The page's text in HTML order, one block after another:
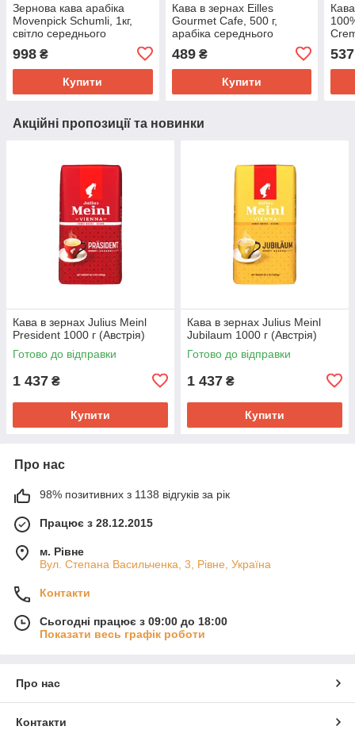
Зернова кава арабіка
Movenpick Schumli, 1кг,
світло середнього
обсмаження з кислинкою,
Німеччина (Оригінал)
998 ₴
Купити
Кава в зернах Eilles
Gourmet Cafe, 500 г,
арабіка середнього
обсмаження, Німеччина
489₴
Купити
537
Акційні пропозиції та новинки
Кава в зернах Julius Meinl
President 1000 г (Австрія)
Готово до відправки
1 437 ₴
Купити
Кава в зернах Julius Meinl
Jubilaum 1000 г (Австрія)
Готово до відправки
1 437 ₴
Купити
Про нас
98% позитивних з 1138 відгуків за рік
Працює з 28.12.2015
м. Рівне
Вул. Степана Васильченка, 3, Рівне, Україна
Контакти
Сьогодні працює з 09:00 до 18:00
Показати весь графік роботи
Про нас
Контакти